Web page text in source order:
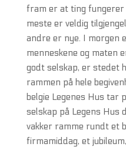
fram er at ting fungerer
meste er veldig
andre er nye. I morgen
menneskene og maten
godt selskap, er stedet
rammen på hele
belgie Legenes Hus
selskap på Legens Hus
vakker ramme rundt et
firmamiddag, et